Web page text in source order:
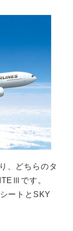
、どちらのタ
です。
ートとSKY